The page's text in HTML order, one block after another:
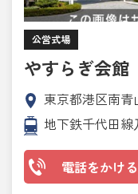
公営式場
やすらぎ会館
東京都港区南青
地下鉄千代田
電話をかける